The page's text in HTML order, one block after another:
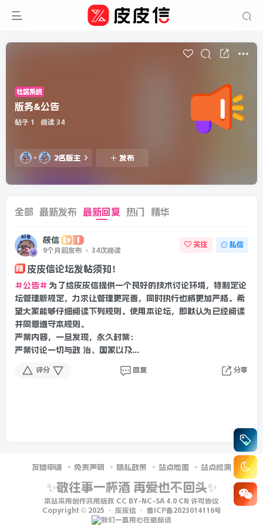
社区系统
版务&公告
帖子 1 阅读 34
2名版主 发布
全部 最新发布 最新回复 热门 精华
筱信
9个月前发布 34次阅读
关注 私信
精 皮皮信论坛发帖须知！
公告
为了给皮皮信提供一个良好的技术讨论环境，特制定论
坛管理新规定，力求让管理更完善，同时执行也将更加严格。希
望大家能够仔细阅读下列规则。使用本论坛，即默认为已经阅读
并同意遵守本规则。
严禁内容，一旦发现，永久封禁：
严禁讨论一切与政 治、国家以及...
评分 回复 分享
友链申请 免责声明 隐私政策 站点地图 站点检测
✨敬往事一杯酒 再爱也不回头✨
本站采用创作共用版权 CC BY-NC-SA 4.0 CN 许可协议
Copyright © 2025 ·
皮皮信· 鲁ICP备2023014116号